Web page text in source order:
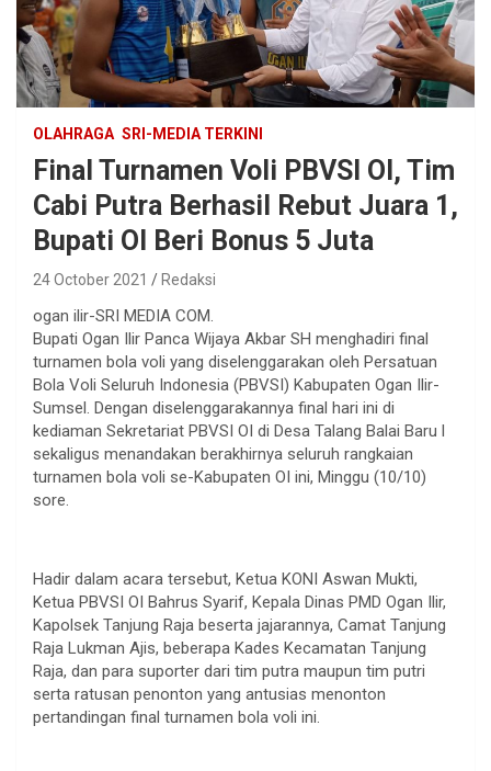
OLAHRAGA SRI-MEDIA TERKINI
Final Turnamen Voli PBVSI OI, Tim
Cabi Putra Berhasil Rebut Juara 1,
Bupati OI Beri Bonus 5 Juta
24 October 2021 Redaksi
ogan ilir-SRI MEDIA COM.
Bupati Ogan Ilir Panca Wijaya Akbar SH menghadiri final
turnamen bola voli yang diselenggarakan oleh Persatuan
Bola Voli Seluruh Indonesia (PBVSI) Kabupaten Ogan Ilir-
Sumsel. Dengan diselenggarakannya final hari ini di
kediaman Sekretariat PBVSI OI di Desa Talang Balai Baru l
sekaligus menandakan berakhirnya seluruh rangkaian
turnamen bola voli se-Kabupaten OI ini, Minggu (10/10)
sore.
Hadir dalam acara tersebut, Ketua KONI Aswan Mukti,
Ketua PBVSI OI Bahrus Syarif, Kepala Dinas PMD Ogan Ilir,
Kapolsek Tanjung Raja beserta jajarannya, Camat Tanjung
Raja Lukman Ajis, beberapa Kades Kecamatan Tanjung
Raja, dan para suporter dari tim putra maupun tim putri
serta ratusan penonton yang antusias menonton
pertandingan final turnamen bola voli ini.